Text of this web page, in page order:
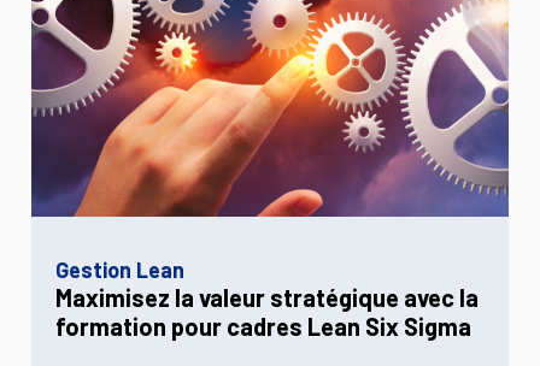
Gestion Lean
Maximisez la valeur stratégique avec la
formation pour cadres Lean Six Sigma